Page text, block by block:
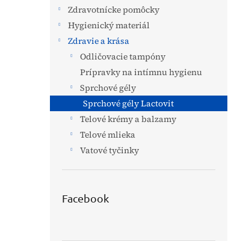
Zdravotnícke pomôcky
Hygienický materiál
Zdravie a krása
Odličovacie tampóny
Prípravky na intímnu hygienu
Sprchové gély
Sprchové gély Lactovit
Telové krémy a balzamy
Telové mlieka
Vatové tyčinky
Facebook